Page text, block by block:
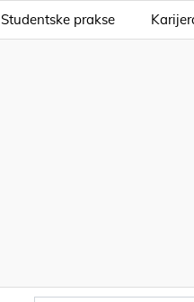
Studentske prakse